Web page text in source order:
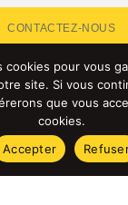
CONTACTEZ-NOUS
LES RÉSEAUX
cookies pour vous
site. Si vous
que vous
cookies.
Accepter